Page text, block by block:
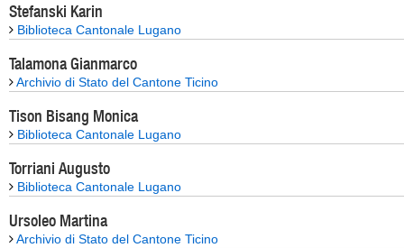
Stefanski Karin
Biblioteca Cantonale Lugano
Talamona Gianmarco
Archivio di Stato del Cantone Ticino
Tison Bisang Monica
Biblioteca Cantonale Lugano
Torriani Augusto
Biblioteca Cantonale Lugano
Ursoleo Martina
Archivio di Stato del Cantone Ticino